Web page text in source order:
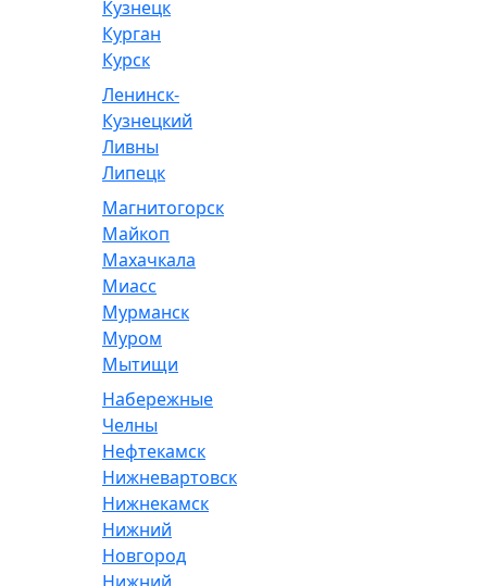
Кузнецк
Курган
Курск
Ленинск-
Кузнецкий
Ливны
Липецк
Магнитогорск
Майкоп
Махачкала
Миасс
Мурманск
Муром
Мытищи
Набережные
Челны
Нефтекамск
Нижневартовск
Нижнекамск
Нижний
Новгород